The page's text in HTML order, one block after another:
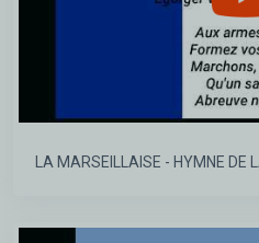
LA MARSEILLAISE - HYMNE DE